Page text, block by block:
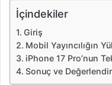
e
İçindekiler
Giriş
Mobil Yayıncılığın
iPhone 17 Pro’nun
Sonuç ve